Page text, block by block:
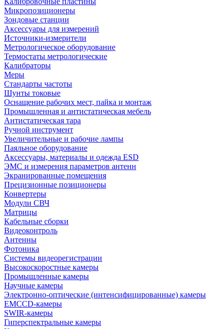
Микропозиционеры
Зондовые станции
Аксессуары для измерений
Источники-измерители
Метрологическое оборудование
Термостаты метрологические
Калибраторы
Меры
Стандарты частоты
Шунты токовые
Оснащение рабочих мест, пайка и монтаж
Промышленная и антистатическая мебель
Антистатическая тара
Ручной инструмент
Увеличительные и рабочие лампы
Паяльное оборудование
Аксессуары, материалы и одежда ESD
ЭМС и измерения параметров антенн
Экранированные помещения
Прецизионные позиционеры
Конвертеры
Модули СВЧ
Матрицы
Кабельные сборки
Видеоконтроль
Антенны
Фотоника
Cистемы видеорегистрации
Высокоскоростные камеры
Промышленные камеры
Научные камеры
Электронно-оптические (интенсифицированные) камеры
EMCCD-камеры
SWIR-камеры
Гиперспектральные камеры